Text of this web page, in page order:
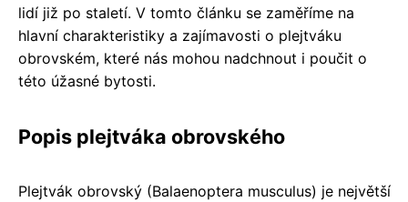
lidí již po staletí. V tomto článku se zaměříme na
hlavní charakteristiky a zajímavosti o plejtváku
obrovském, které nás mohou nadchnout i poučit o
této úžasné bytosti.
Popis plejtváka obrovského
Plejtvák obrovský (Balaenoptera musculus) je největší